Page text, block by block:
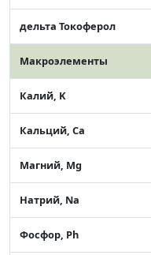
дельта Токоферол
Макроэлементы
Калий, K
Кальций, Ca
Магний, Mg
Натрий, Na
Фосфор, Ph